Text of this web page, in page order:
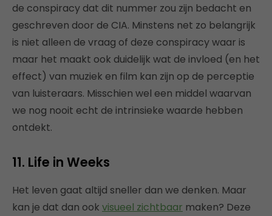
de conspiracy dat dit nummer zou zijn bedacht en
geschreven door de CIA. Minstens net zo belangrijk
is niet alleen de vraag of deze conspiracy waar is
maar het maakt ook duidelijk wat de invloed (en het
effect) van muziek en film kan zijn op de perceptie
van luisteraars. Misschien wel een middel waarvan
we nog nooit echt de intrinsieke waarde hebben
ontdekt.
11. Life in Weeks
Het leven gaat altijd sneller dan we denken. Maar
kan je dat dan ook visueel zichtbaar maken? Deze